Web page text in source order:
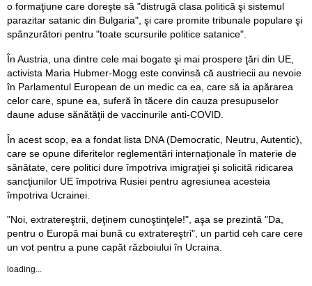
o formaţiune care doreşte să "distrugă clasa politică şi sistemul
parazitar satanic din Bulgaria", şi care promite tribunale populare şi
spânzurători pentru "toate scursurile politice satanice".
În Austria, una dintre cele mai bogate şi mai prospere ţări din UE,
activista Maria Hubmer-Mogg este convinsă că austriecii au nevoie
în Parlamentul European de un medic ca ea, care să ia apărarea
celor care, spune ea, suferă în tăcere din cauza presupuselor
daune aduse sănătăţii de vaccinurile anti-COVID.
În acest scop, ea a fondat lista DNA (Democratic, Neutru, Autentic),
care se opune diferitelor reglementări internaţionale în materie de
sănătate, cere politici dure împotriva imigraţiei şi solicită ridicarea
sancţiunilor UE împotriva Rusiei pentru agresiunea acesteia
împotriva Ucrainei.
"Noi, extratereştrii, deţinem cunoştinţele!", aşa se prezintă "Da,
pentru o Europă mai bună cu extratereştri", un partid ceh care cere
un vot pentru a pune capăt războiului în Ucraina.
loading...